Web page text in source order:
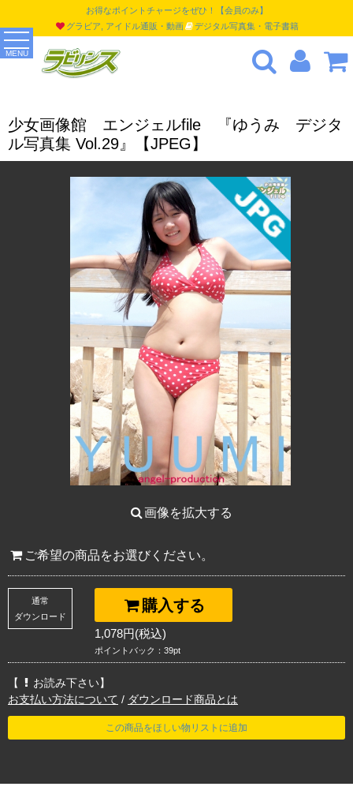
MENU
お得なポイントチャージをぜひ！【会員のみ】
グラビア, アイドル通販・動画
デジタル写真集・電子書籍
少女画像館 エンジェルfile 『ゆうみ デジタ
ル写真集 Vol.29』【JPEG】
画像を拡大する
ご希望の商品をお選びください。
購入する
通常
ダウンロード
1,078円(税込)
ポイントバック：39pt
【
お読み下さい】
お支払い方法について / ダウンロード商品とは
この商品をほしい物リストに追加